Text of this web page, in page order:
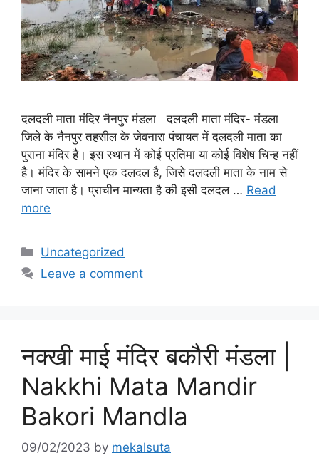
दलदली माता मंदिर नैनपुर मंडला दलदली माता मंदिर- मंडला
जिले के नैनपुर तहसील के जेवनारा पंचायत में दलदली माता का
पुराना मंदिर है। इस स्थान में कोई प्रतिमा या कोई विशेष चिन्ह नहीं
है। मंदिर के सामने एक दलदल है, जिसे दलदली माता के नाम से
जाना जाता है। प्राचीन मान्यता है की इसी दलदल … Read
more
Categories
Uncategorized
Leave a comment
नक्खी माई मंदिर बकौरी मंडला |
Nakkhi Mata Mandir
Bakori Mandla
09/02/2023 by mekalsuta